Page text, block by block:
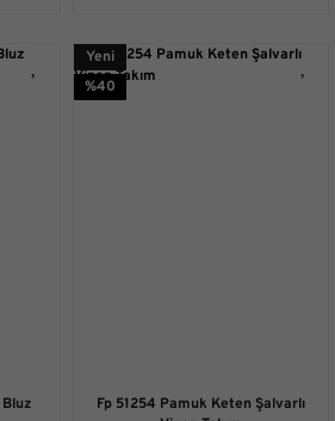
Yeni
%40
Fp 51254 Pamuk Keten Şalvarlı